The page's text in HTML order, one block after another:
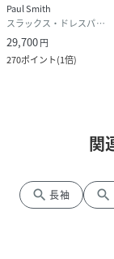
Paul Smith
スラックス・ドレスパンツ
29,700円
270ポイント(1倍)
関
search 長袖 search